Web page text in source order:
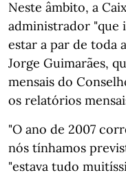
Neste âmbito, a
administrador "que
estar a par de toda
Jorge Guimarães,
mensais do
os relatórios
"O ano de 2007
nós tínhamos
"estava tudo